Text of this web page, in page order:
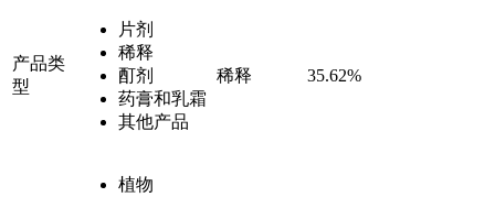
产品类
型
片剂
稀释
酊剂
药膏和乳霜
其他产品
稀释 35.62%
植物